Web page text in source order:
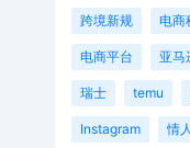
跨境新规 电商
电商平台 亚马
瑞士 temu
Instagram 情